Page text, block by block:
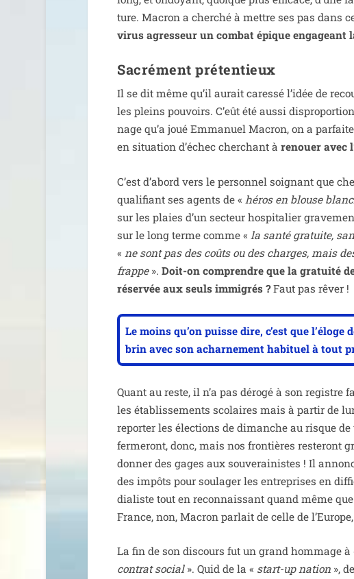
ture. Macron a cher­ché à mettre ses pas dans
virus agres­seur un com­bat épique enga­geant
Sacrément prétentieux
Il se dit même qu’il aurait cares­sé l’idée de
les pleins pou­voirs. C’eût été aus­si
nage qu’a joué Emmanuel Macron, on a
en situa­tion d’échec cher­chant àrenouer avec
C’est d’abord vers le per­son­nel soi­gnant que
qua­li­fiant ses agents de « héros en blouse
sur les plaies d’un sec­teur hos­pi­ta­lier
sur le long terme comme « la san­té gra­tuite,
« ne sont pas des coûts ou des charges, mais
frappe».Doit-on com­prendre que la gra­tui­té
réser­vée aux seuls immi­grés ?Faut pas rêver !
Le moins qu’on puisse dire, c’est que l’éloge
brin avec son achar­ne­ment habi­tuel à tout
Quant au reste, il n’a pas déro­gé à son registre
les éta­blis­se­ments sco­laires mais à par­tir de
repor­ter les élec­tions de dimanche au risque
fer­me­ront, donc, mais nos fron­tières res­te­ront
don­ner des gages aux sou­ve­rai­nistes ! Il
des impôts pour sou­la­ger les entre­prises en
dia­liste tout en recon­nais­sant quand même
France, non, Macron par­lait de celle de
La fin de son dis­cours fut un grand hom­mage à
contrat social». Quid de la « start-up nation »,